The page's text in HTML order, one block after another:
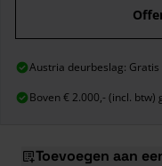
Austria deurbeslag:
Boven € 2.000,- (incl. btw)
Toevoegen aan